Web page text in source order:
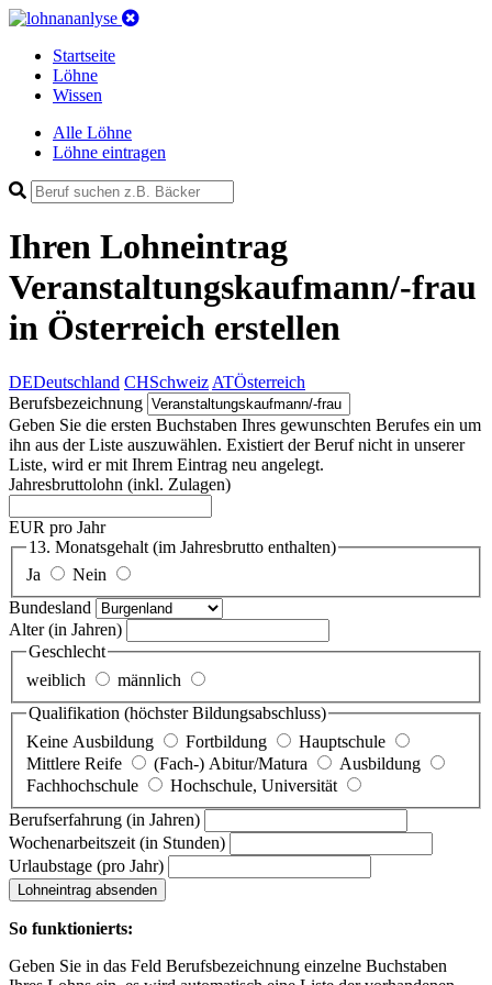
Startseite
Löhne
Wissen
Alle Löhne
Löhne eintragen
Ihren Lohneintrag
Veranstaltungskaufmann/-frau
in Österreich erstellen
DEDeutschland CHSchweiz ATÖsterreich
Berufsbezeichnung
Geben Sie die ersten Buchstaben Ihres gewunschten Berufes ein um
ihn aus der Liste auszuwählen. Existiert der Beruf nicht in unserer
Liste, wird er mit Ihrem Eintrag neu angelegt.
Jahresbruttolohn (inkl. Zulagen)
EUR pro Jahr
13. Monatsgehalt (im Jahresbrutto enthalten)
Ja
Nein
Bundesland
Alter(in Jahren)
Geschlecht
weiblich
männlich
Qualifikation (höchster Bildungsabschluss)
Keine Ausbildung
Fortbildung
Hauptschule
Mittlere Reife
(Fach-) Abitur/Matura
Ausbildung
Fachhochschule
Hochschule, Universität
Berufserfahrung (in Jahren)
Wochenarbeitszeit (in Stunden)
Urlaubstage (pro Jahr)
Lohneintrag absenden
So funktionierts:
Geben Sie in das Feld Berufsbezeichnung einzelne Buchstaben